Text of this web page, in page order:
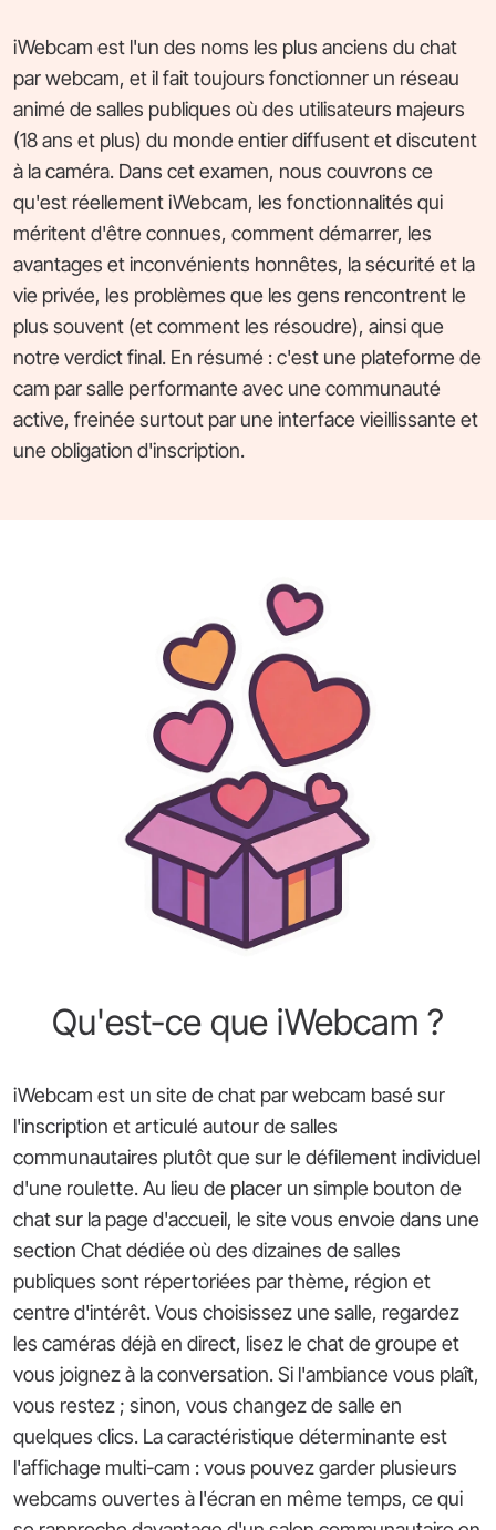
iWebcam est l'un des noms les plus anciens du chat
par webcam, et il fait toujours fonctionner un réseau
animé de salles publiques où des utilisateurs majeurs
(18 ans et plus) du monde entier diffusent et discutent
à la caméra. Dans cet examen, nous couvrons ce
qu'est réellement iWebcam, les fonctionnalités qui
méritent d'être connues, comment démarrer, les
avantages et inconvénients honnêtes, la sécurité et la
vie privée, les problèmes que les gens rencontrent le
plus souvent (et comment les résoudre), ainsi que
notre verdict final. En résumé : c'est une plateforme de
cam par salle performante avec une communauté
active, freinée surtout par une interface vieillissante et
une obligation d'inscription.
Qu'est-ce que iWebcam ?
iWebcam est un site de chat par webcam basé sur
l'inscription et articulé autour de salles
communautaires plutôt que sur le défilement individuel
d'une roulette. Au lieu de placer un simple bouton de
chat sur la page d'accueil, le site vous envoie dans une
section Chat dédiée où des dizaines de salles
publiques sont répertoriées par thème, région et
centre d'intérêt. Vous choisissez une salle, regardez
les caméras déjà en direct, lisez le chat de groupe et
vous joignez à la conversation. Si l'ambiance vous plaît,
vous restez ; sinon, vous changez de salle en
quelques clics. La caractéristique déterminante est
l'affichage multi-cam : vous pouvez garder plusieurs
webcams ouvertes à l'écran en même temps, ce qui